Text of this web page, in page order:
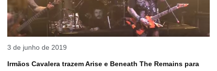
3 de junho de 2019
Irmãos Cavalera trazem Arise e Beneath The Remains para